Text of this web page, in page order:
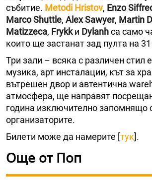
събитие. Metodi Hristov, Enzo
Marco Shuttle, Alex Sawyer, Martin
Matizzeса, Frykkи Dylanhса само
които ще застанат зад пулта на
Три зали – всяка с различен стил
музика, арт инсталации, кът за
вътрешен двор и автентична
атмосфера, ще направят
година изключително запомнящо
организаторите.
Билети може да намерите [тук].
Още от Поп